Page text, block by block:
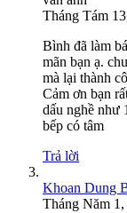
Tháng Tám
Bình đã làm
mãn bạn ạ.
mà lại thành
Cảm ơn bạn
dấu nghề như
bếp có tâm
Trả lời
Khoan Dung
Tháng Năm